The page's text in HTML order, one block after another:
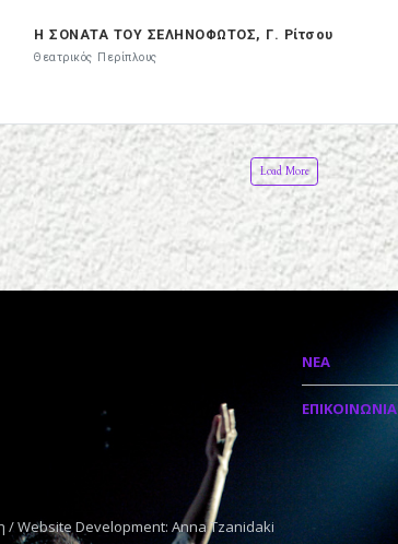
Η ΣΟΝΑΤΑ ΤΟΥ ΣΕΛΗΝΟΦΩΤΟΣ, Γ. Ρίτσου
Θεατρικός Περίπλους
Load More
ΝΕΑ
ΕΠΙΚΟΙΝΩΝΙΑ
/ Website Development: Anna Tzanidaki